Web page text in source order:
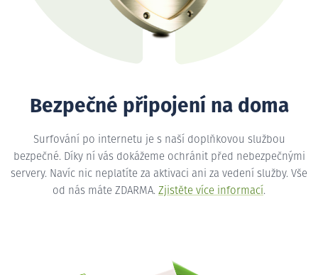
Bezpečné připojení na doma
Surfování po internetu je s naší doplňkovou službou
bezpečné. Díky ní vás dokážeme ochránit před nebezpečnými
servery. Navíc nic neplatíte za aktivaci ani za vedení služby. Vše
od nás máte ZDARMA. Zjistěte více informací.